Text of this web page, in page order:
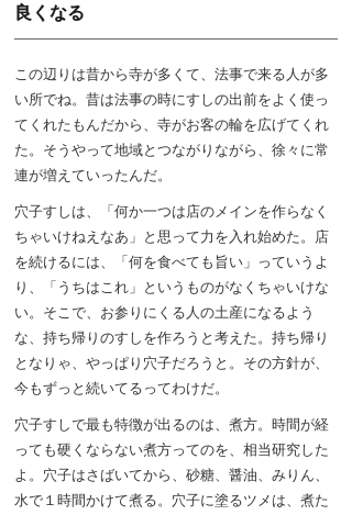
良くなる
この辺りは昔から寺が多くて、法事で来る人が多
い所でね。昔は法事の時にすしの出前をよく使っ
てくれたもんだから、寺がお客の輪を広げてくれ
た。そうやって地域とつながりながら、徐々に常
連が増えていったんだ。
穴子すしは、「何か一つは店のメインを作らなく
ちゃいけねえなあ」と思って力を入れ始めた。店
を続けるには、「何を食べても旨い」っていうよ
り、「うちはこれ」というものがなくちゃいけな
い。そこで、お参りにくる人の土産になるよう
な、持ち帰りのすしを作ろうと考えた。持ち帰り
となりゃ、やっぱり穴子だろうと。その方針が、
今もずっと続いてるってわけだ。
穴子すしで最も特徴が出るのは、煮方。時間が経
っても硬くならない煮方ってのを、相当研究した
よ。穴子はさばいてから、砂糖、醤油、みりん、
水で１時間かけて煮る。穴子に塗るツメは、煮た